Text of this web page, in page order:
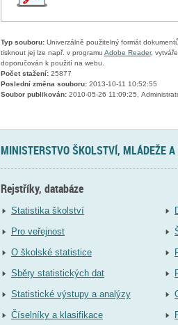
Typ souboru:Univerzálně použitelný formát
tisknout jej lze např. v programu Adobe Reader,
doporučován k použití na webu.
Počet stažení:25877
Poslední změna souboru:2013-10-11 10:52:55
Soubor publikován:2010-05-26 11:09:25,
MINISTERSTVO ŠKOLSTVÍ, MLÁDEŽE A
Rejstříky, databáze
Statistika školství
Pro veřejnost
O školské statistice
Sběry statistických dat
Statistické výstupy a analýzy
Číselníky a klasifikace